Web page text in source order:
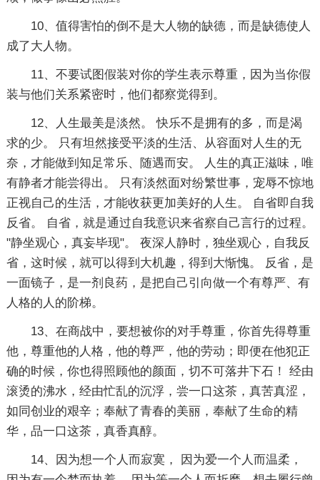
10、值得害怕的倒不是大人物的缺德，而是缺德使人
成了大人物。
11、不要试图假装对你的学生表示尊重，因为当你假
装与他们关系紧密时，他们都察觉得到。
12、人生最美是淡然。 快乐不是拥有的多，而是渴
求的少。 只有坦然接受平淡的生活、从容面对人生的无
奈，才能做到知足常乐、随遇而安。 人生的真正滋味，唯
有静者才能尝得出。 只有淡然面对纷繁世事，宠辱不惊地
正视自己的生活，才能收获更加美好的人生。 自省即自我
反省。 自省，就是通过自我意识来省察自己言行的过程。
"静坐观心，真妄毕现"。 夜深人静时，独坐观心，自我反
省，这时候，就可以得到大机趣，得到大惭愧。 反省，是
一面镜子，是一剂良药，是把自己引向做一个有尊严、有
人格的人的阶梯。
13、在商战中，要想被你的对手尊重，你首先得尊重
他，尊重他的人格，他的尊严，他的劳动；即便在他犯正
确的时候，你也得照顾他的颜面，切不可落井下石！ 经由
滚烫的沸水，经由忙乱的沉浮，尝一口这茶，真苦真涩，
如同创业的艰辛；奉献了青春的美丽，奉献了生命的精
华，品一口这茶，真香真醇。
14、因为想一个人而寂寞， 因为爱一个人而温柔，